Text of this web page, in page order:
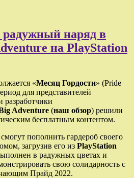
радужный наряд в
на PlayStation
«Месяц Гордости» (Pride
для представителей
Adventure (наш обзор) решили
бесплатным контентом.
пополнить гардероб своего
загрузив его из PlayStation
в радужных цветах и
свою солидарность с
Прайд 2022.